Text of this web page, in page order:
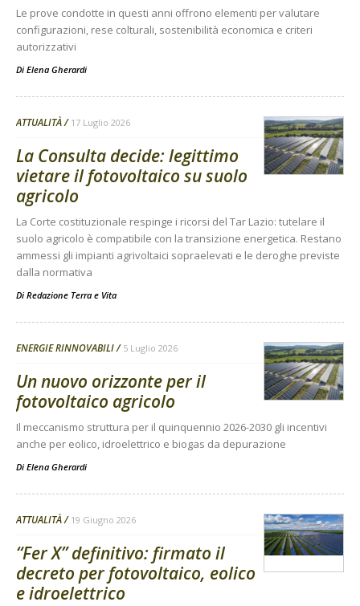
Le prove condotte in questi anni offrono elementi per valutare
configurazioni, rese colturali, sostenibilità economica e criteri
autorizzativi
Di Elena Gherardi
ATTUALITÀ 17 Luglio 2026
La Consulta decide: legittimo
vietare il fotovoltaico su suolo
agricolo
La Corte costituzionale respinge i ricorsi del Tar Lazio: tutelare il
suolo agricolo è compatibile con la transizione energetica. Restano
ammessi gli impianti agrivoltaici sopraelevati e le deroghe previste
dalla normativa
Di Redazione Terra e Vita
ENERGIE RINNOVABILI 5 Luglio 2026
Un nuovo orizzonte per il
fotovoltaico agricolo
Il meccanismo struttura per il quinquennio 2026-2030 gli incentivi
anche per eolico, idroelettrico e biogas da depurazione
Di Elena Gherardi
ATTUALITÀ 19 Giugno 2026
“Fer X” definitivo: firmato il
decreto per fotovoltaico, eolico
e idroelettrico